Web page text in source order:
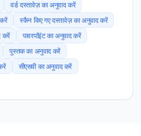
वर्ड दस्तावेज़ का अनुवाद करें
स्कैन किए गए दस्तावेज़ का अनुवाद करें
करें
पावरपॉइंट का अनुवाद करें
पुस्तक का अनुवाद करें
सीएसवी का अनुवाद करें